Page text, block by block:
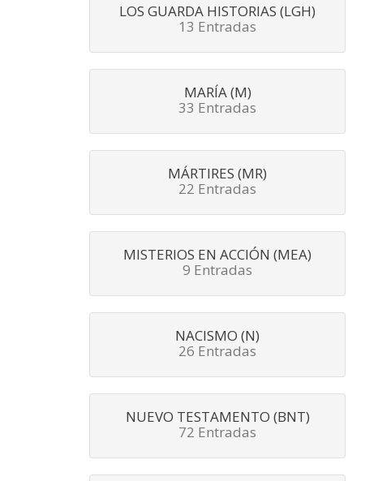
LOS GUARDA HISTORIAS (LGH)
13 Entradas
MARÍA (M)
33 Entradas
MÁRTIRES (MR)
22 Entradas
MISTERIOS EN ACCIÓN (MEA)
9 Entradas
NACISMO (N)
26 Entradas
NUEVO TESTAMENTO (BNT)
72 Entradas